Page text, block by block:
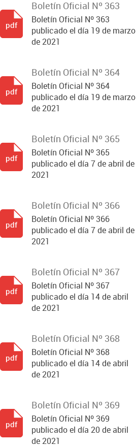
Boletín Oficial Nº 363
Boletín Oficial Nº 363
publicado el día 19 de marzo
de 2021
pdf
Boletín Oficial Nº 364
Boletín Oficial Nº 364
publicado el día 19 de marzo
de 2021
pdf
Boletín Oficial Nº 365
Boletín Oficial Nº 365
publicado el día 7 de abril de
2021
pdf
Boletín Oficial Nº 366
Boletín Oficial Nº 366
publicado el día 7 de abril de
2021
pdf
Boletín Oficial Nº 367
Boletín Oficial Nº 367
publicado el día 14 de abril
de 2021
pdf
Boletín Oficial Nº 368
Boletín Oficial Nº 368
publicado el día 14 de abril
de 2021
pdf
Boletín Oficial Nº 369
Boletín Oficial Nº 369
publicado el día 20 de abril
de 2021
pdf